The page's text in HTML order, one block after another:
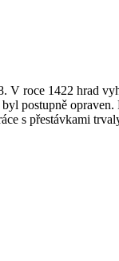
V roce 1422 hrad
postupně
s přestávkami